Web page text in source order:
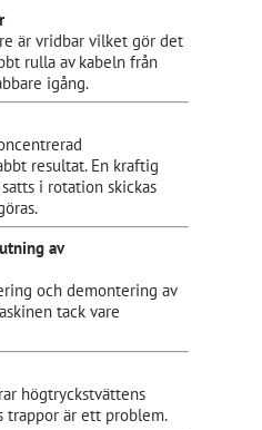
är vridbar vilket gör det
rulla av kabeln från
igång.
resultat. En kraftig
i rotation skickas
av
och demontering av
tack vare
högtryckstvättens
trappor är ett problem.